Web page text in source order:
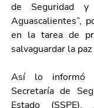
de Seguridad y
Aguascalientes”,
en la tarea de
salvaguardar la
Así lo
Secretaría de
Estado (SSPE),